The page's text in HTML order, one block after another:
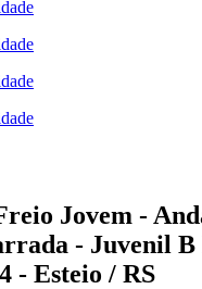
Jovem -
- Juvenil
- Esteio / RS